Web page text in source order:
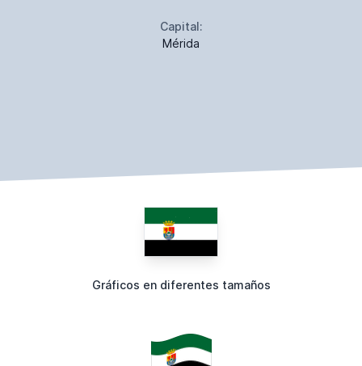
Capital:
Mérida
Gráficos en diferentes tamaños